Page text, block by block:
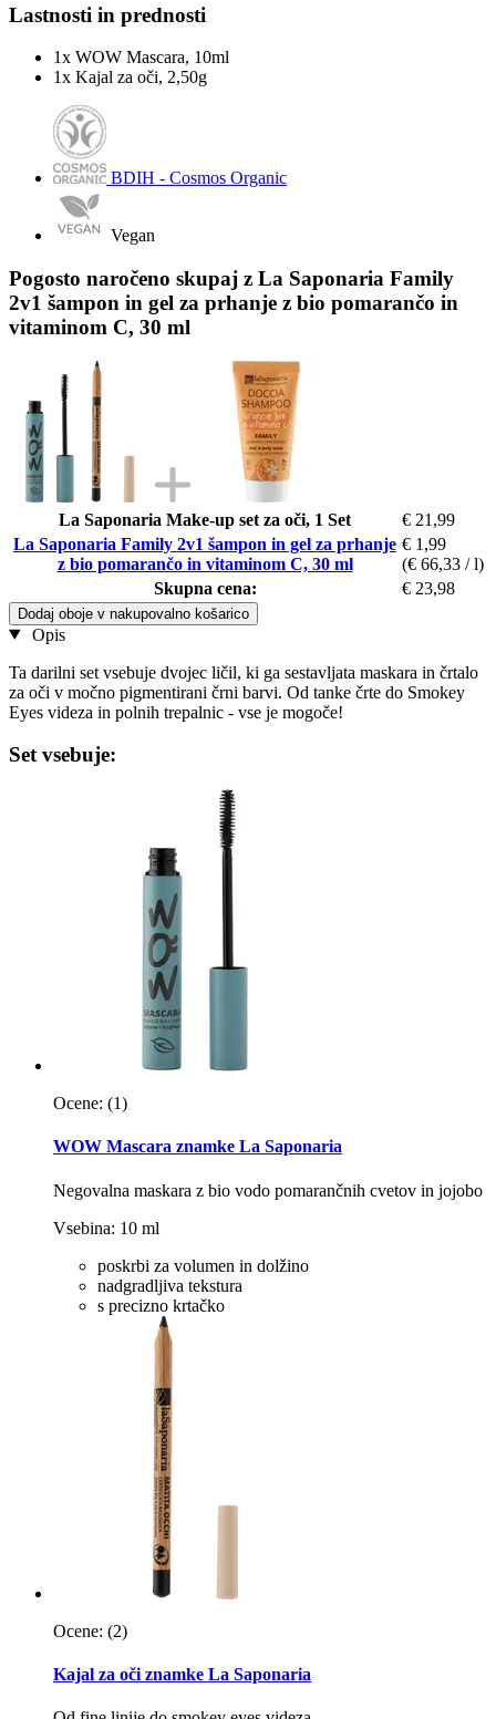
Lastnosti in prednosti
1x WOW Mascara, 10ml
1x Kajal za oči, 2,50g
BDIH - Cosmos Organic
Vegan
Pogosto naročeno skupaj z La Saponaria Family
2v1 šampon in gel za prhanje z bio pomarančo in
vitaminom C, 30 ml
La Saponaria Make-up set za oči, 1 Set
€ 21,99
La Saponaria Family 2v1 šampon in gel za prhanje
z bio pomarančo in vitaminom C, 30 ml
€ 1,99
(€ 66,33 / l)
Skupna cena:
€ 23,98
Dodaj oboje v nakupovalno košarico
Opis
Ta darilni set vsebuje dvojec ličil, ki ga sestavljata maskara in črtalo
za oči v močno pigmentirani črni barvi. Od tanke črte do Smokey
Eyes videza in polnih trepalnic - vse je mogoče!
Set vsebuje:
Ocene: (1)
WOW Mascara znamke La Saponaria
Negovalna maskara z bio vodo pomarančnih cvetov in jojobo
Vsebina: 10 ml
poskrbi za volumen in dolžino
nadgradljiva tekstura
s precizno krtačko
Ocene: (2)
Kajal za oči znamke La Saponaria